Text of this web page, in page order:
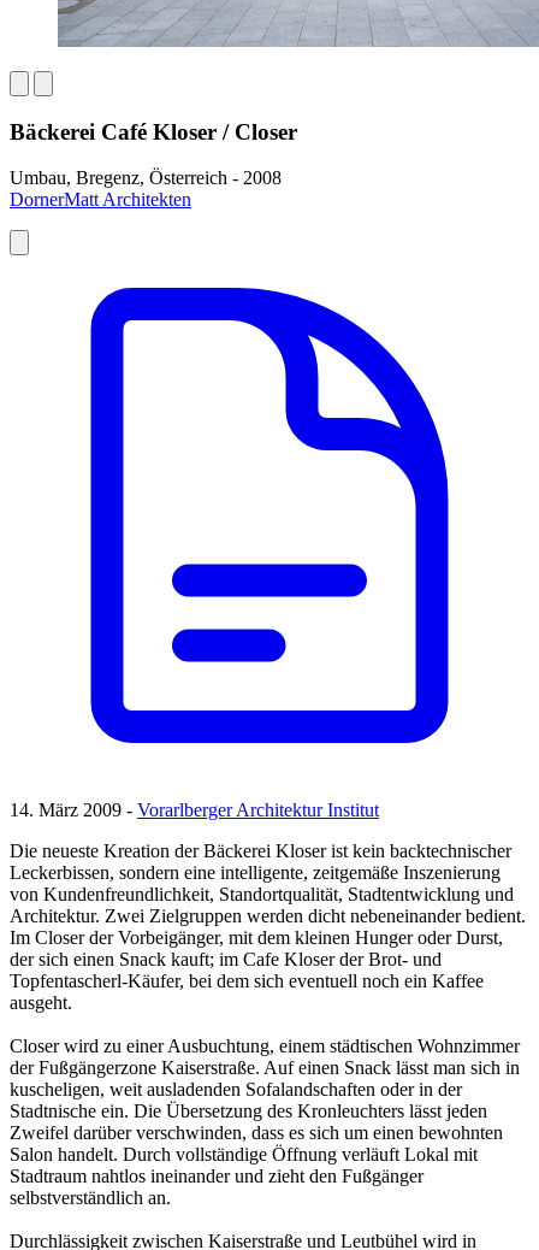
Bäckerei Café Kloser / Closer
Umbau, Bregenz, Österreich - 2008
DornerMatt Architekten
14. März 2009 - Vorarlberger Architektur Institut
Die neueste Kreation der Bäckerei Kloser ist kein backtechnischer
Leckerbissen, sondern eine intelligente, zeitgemäße Inszenierung
von Kundenfreundlichkeit, Standortqualität, Stadtentwicklung und
Architektur. Zwei Zielgruppen werden dicht nebeneinander bedient.
Im Closer der Vorbeigänger, mit dem kleinen Hunger oder Durst,
der sich einen Snack kauft; im Cafe Kloser der Brot- und
Topfentascherl-Käufer, bei dem sich eventuell noch ein Kaffee
ausgeht.
Closer wird zu einer Ausbuchtung, einem städtischen Wohnzimmer
der Fußgängerzone Kaiserstraße. Auf einen Snack lässt man sich in
kuscheligen, weit ausladenden Sofalandschaften oder in der
Stadtnische ein. Die Übersetzung des Kronleuchters lässt jeden
Zweifel darüber verschwinden, dass es sich um einen bewohnten
Salon handelt. Durch vollständige Öffnung verläuft Lokal mit
Stadtraum nahtlos ineinander und zieht den Fußgänger
selbstverständlich an.
Durchlässigkeit zwischen Kaiserstraße und Leutbühel wird in